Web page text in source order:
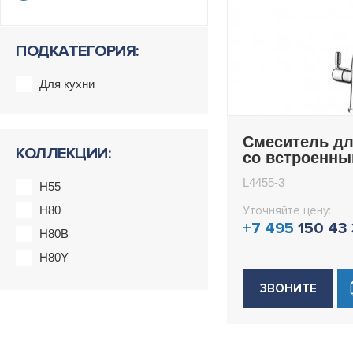
ПОДКАТЕГОРИЯ:
Для кухни
КОЛЛЕКЦИИ:
H55
H80
H80B
H80Y
Смеситель
со
под
Ledeme
L4455-3
Уточняйте цену:
+7 495 150 43
ЗВОНИТЕ